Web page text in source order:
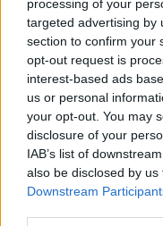
processing of your
targeted advertising by
section to confirm your
opt-out request is
interest-based ads
us or personal
your opt-out. You may
disclosure of your
IAB’s list of
also be disclosed by
Downstream
επικεφαλής του
σωματοφύλακες,
Κατάρ.
«Το γεγονός ότι
διαπραγματευτές,
συζητούσαν την
επιβεβαιώνει ότι
του δεν θέλουν να